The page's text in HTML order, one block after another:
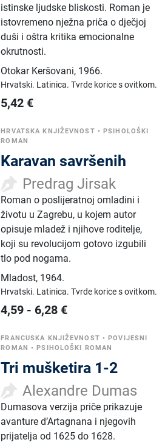
istinske ljudske bliskosti. Roman je
istovremeno nježna priča o dječjoj
duši i oštra kritika emocionalne
okrutnosti.
Otokar Keršovani, 1966.
Hrvatski. Latinica.Tvrde korice s ovitkom.
5,42 €
HRVATSKA KNJIŽEVNOST • PSIHOLOŠKI
ROMAN
Karavan savršenih
Predrag Jirsak
Roman o poslijeratnoj omladini i
životu u Zagrebu, u kojem autor
opisuje mladež i njihove roditelje,
koji su revolucijom gotovo izgubili
tlo pod nogama.
Mladost, 1964.
Hrvatski. Latinica.Tvrde korice s ovitkom.
4,59 - 6,28 €
FRANCUSKA KNJIŽEVNOST • POVIJESNI
ROMAN • PSIHOLOŠKI ROMAN
Tri mušketira 1-2
Alexandre Dumas
Dumasova verzija priče prikazuje
avanture d’Artagnana i njegovih
prijatelja od 1625 do 1628.